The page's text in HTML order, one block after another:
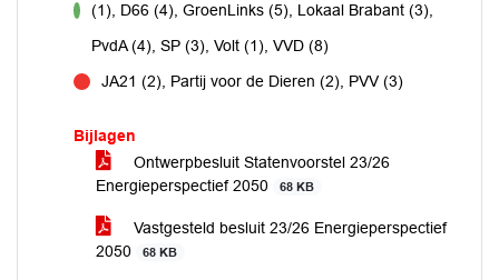
(1), D66 (4), GroenLinks (5), Lokaal Brabant (3),
PvdA (4), SP (3), Volt (1), VVD (8)
JA21 (2), Partij voor de Dieren (2), PVV (3)
Bijlagen
Ontwerpbesluit Statenvoorstel 23/26
Energieperspectief 2050
68 KB
Vastgesteld besluit 23/26 Energieperspectief
2050
68 KB